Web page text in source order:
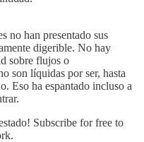
no han presentado sus
digerible. No hay
sobre flujos o
son líquidas por ser, hasta
Eso ha espantado incluso a
Subscribe for free to